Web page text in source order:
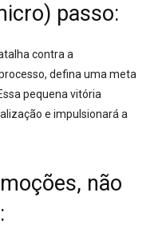
passo:
contra a
defina uma meta
pequena vitória
e impulsionará a
não